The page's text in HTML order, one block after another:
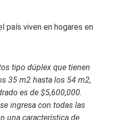
país viven en hogares en
tipo dúplex que tienen
35 m2 hasta los 54 m2,
es de $5,600,000.
ingresa con todas las
una característica de